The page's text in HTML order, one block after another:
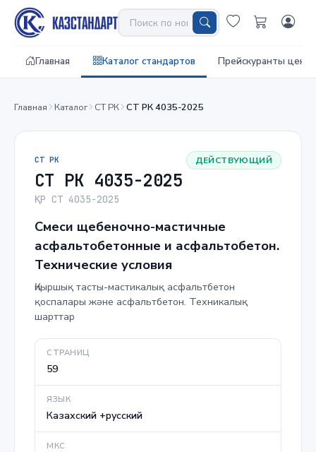
Главная Каталог стандартов Прейскуранты цен
Главная Каталог СТ РК СТ РК 4035-2025
СТ РК
СТ РК 4035-2025
ҚР СТ 4035-2025
ДЕЙСТВУЮЩИЙ
Смеси щебеночно-мастичные
асфальтобетонные и асфальтобетон.
Технические условия
Қиыршық тасты-мастикалық асфальтбетон
қоспалары және асфальтбетон. Техникалық
шарттар
СТРАНИЦ
59
ЯЗЫК
Казахский +русский
МКС